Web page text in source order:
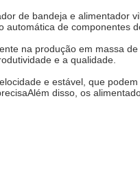
de bandeja e alimentador
de componentes
na produção em massa
e a qualidade.
e estável, que
disso, os